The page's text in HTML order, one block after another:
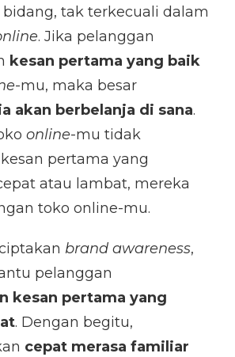
tak terkecuali dalam
. Jika pelanggan
kesan pertama yang baik
-mu, maka besar
akan berbelanja di sana.
online-mu tidak
pertama yang
atau lambat, mereka
toko online-mu.
brand awareness,
pelanggan
kesan pertama yang
. Dengan begitu,
cepat merasa familiar